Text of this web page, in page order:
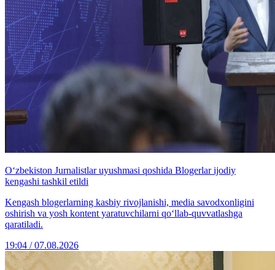
O‘zbekiston Jurnalistlar uyushmasi qoshida Blogerlar ijodiy
kengashi tashkil etildi
Kengash blogerlarning kasbiy rivojlanishi, media savodxonligini
oshirish va yosh kontent yaratuvchilarni qo‘llab-quvvatlashga
qaratiladi.
19:04 / 07.08.2026